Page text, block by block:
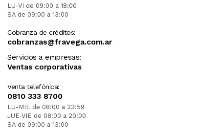
LU-VI de 09:00 a 18:00
SA de 09:00 a 13:00
Cobranza de créditos:
cobranzas@fravega.com.ar
Servicios a empresas:
Ventas corporativas
Venta telefónica:
0810 333 8700
LU-MIE de 08:00 a 23:59
JUE-VIE de 08:00 a 20:00
SA de 09:00 a 13:00